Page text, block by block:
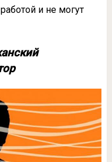
и не могут